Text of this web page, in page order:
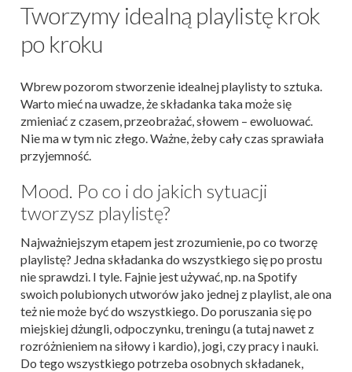
Tworzymy idealną playlistę krok
po kroku
Wbrew pozorom stworzenie idealnej playlisty to sztuka.
Warto mieć na uwadze, że składanka taka może się
zmieniać z czasem, przeobrażać, słowem – ewoluować.
Nie ma w tym nic złego. Ważne, żeby cały czas sprawiała
przyjemność.
Mood. Po co i do jakich sytuacji
tworzysz playlistę?
Najważniejszym etapem jest zrozumienie, po co tworzę
playlistę? Jedna składanka do wszystkiego się po prostu
nie sprawdzi. I tyle. Fajnie jest używać, np. na Spotify
swoich polubionych utworów jako jednej z playlist, ale ona
też nie może być do wszystkiego. Do poruszania się po
miejskiej dżungli, odpoczynku, treningu (a tutaj nawet z
rozróżnieniem na siłowy i kardio), jogi, czy pracy i nauki.
Do tego wszystkiego potrzeba osobnych składanek,